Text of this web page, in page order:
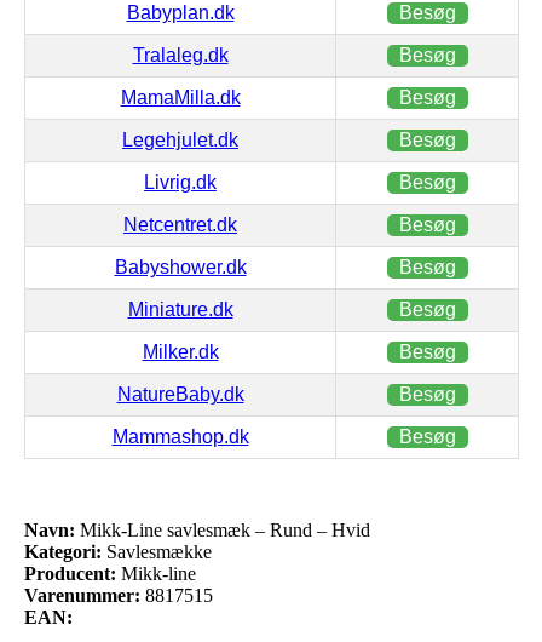
Babyplan.dk Besøg
Tralaleg.dk Besøg
MamaMilla.dk Besøg
Legehjulet.dk Besøg
Livrig.dk Besøg
Netcentret.dk Besøg
Babyshower.dk Besøg
Miniature.dk Besøg
Milker.dk Besøg
NatureBaby.dk Besøg
Mammashop.dk Besøg
Navn: Mikk-Line savlesmæk – Rund – Hvid
Kategori: Savlesmække
Producent: Mikk-line
Varenummer: 8817515
EAN: